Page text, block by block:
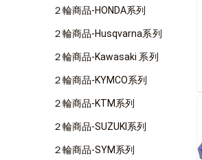
２輪商品-HONDA系列
２輪商品-Husqvarna系列
２輪商品-Kawasaki 系列
２輪商品-KYMCO系列
２輪商品-KTM系列
２輪商品-SUZUKI系列
２輪商品-SYM系列